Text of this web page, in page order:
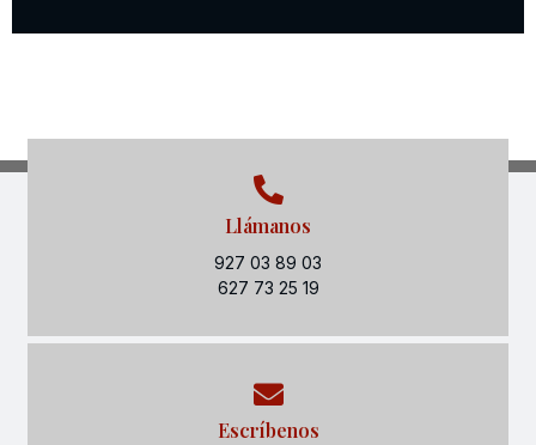
Llámanos
927 03 89 03
627 73 25 19
Escríbenos